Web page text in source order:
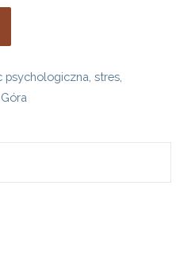
psychologiczna ,stres